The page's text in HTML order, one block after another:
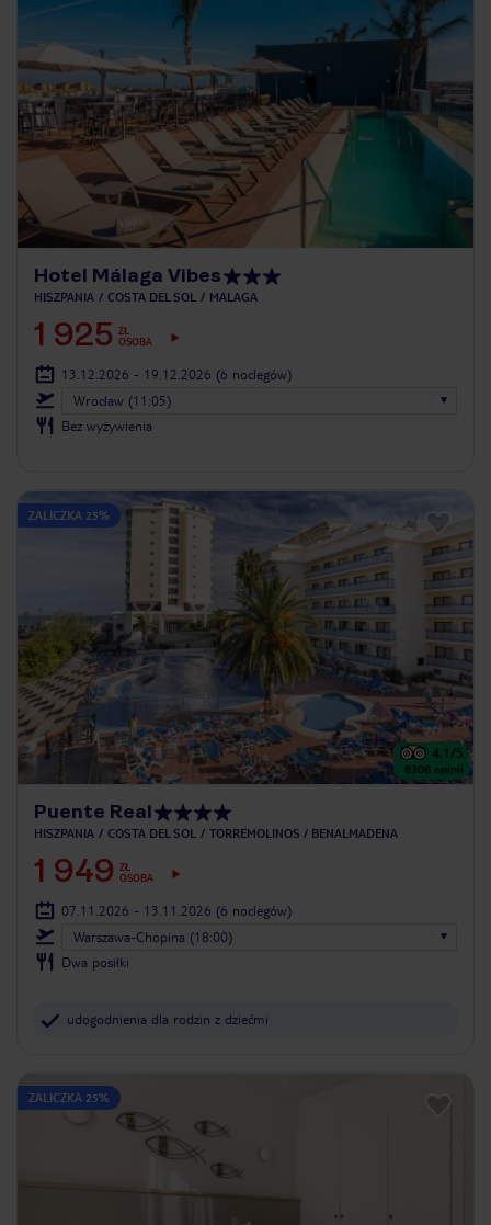
Hotel Málaga Vibes
HISZPANIA COSTA DEL SOL MALAGA
1 925 ZŁ
OSOBA
13.12.2026 - 19.12.2026 (6 noclegów)
Wrocław (11:05)
Bez wyżywienia
ZALICZKA 25%
4.1/5
8308 opinii
Puente Real
HISZPANIA COSTA DEL SOL TORREMOLINOS / BENALMADENA
1 949 ZŁ
OSOBA
07.11.2026 - 13.11.2026 (6 noclegów)
Warszawa-Chopina (18:00)
Dwa posiłki
udogodnienia dla rodzin z dziećmi
ZALICZKA 25%